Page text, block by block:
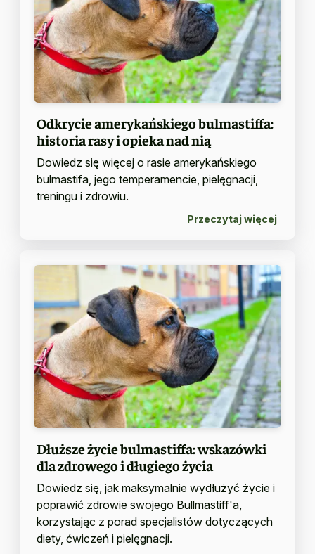
Odkrycie amerykańskiego bulmastiffa:
historia rasy i opieka nad nią
Dowiedz się więcej o rasie amerykańskiego
bulmastifa, jego temperamencie, pielęgnacji,
treningu i zdrowiu.
Przeczytaj więcej
Dłuższe życie bulmastiffa: wskazówki
dla zdrowego i długiego życia
Dowiedz się, jak maksymalnie wydłużyć życie i
poprawić zdrowie swojego Bullmastiff'a,
korzystając z porad specjalistów dotyczących
diety, ćwiczeń i pielęgnacji.